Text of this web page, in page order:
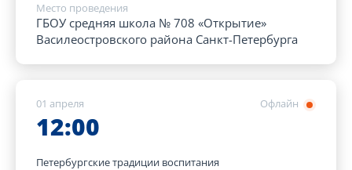
Место проведения
ГБОУ средняя школа № 708 «Открытие»
Василеостровского района Санкт-Петербурга
Офлайн
01 апреля
12:00
Петербургские традиции воспитания